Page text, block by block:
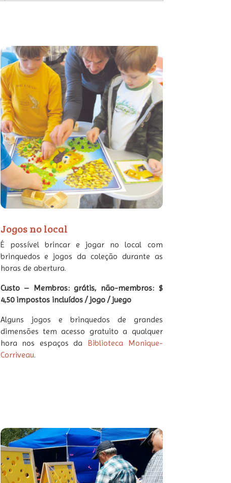
Jogos no local
É possível brincar e jogar no local com
brinquedos e jogos da coleção durante as
horas de abertura.
Custo – Membros: grátis, não-membros: $
4,50 impostos incluídos / jogo / juego
Alguns jogos e brinquedos de grandes
dimensões tem acesso gratuito a qualquer
hora nos espaços da Biblioteca Monique-
Corriveau.